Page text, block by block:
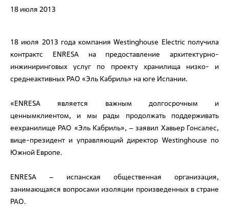
18 июля 2013
18 июля 2013 года компания Westinghouse Electric получила
контрактс ENRESA на предоставление архитектурно-
инжиниринговых услуг по проекту хранилища низко- и
среднеактивных РАО «Эль Кабриль» на юге Испании.
«ENRESA является важным долгосрочным и
ценнымклиентом, и мы рады продолжать поддерживать
еехранилище РАО «Эль Кабриль», – заявил Хавьер Гонсалес,
вице-президент и управляющий директор Westinghouse по
Южной Европе.
ENRESA – испанская общественная организация,
занимающаяся вопросами изоляции произведенных в стране
РАО.